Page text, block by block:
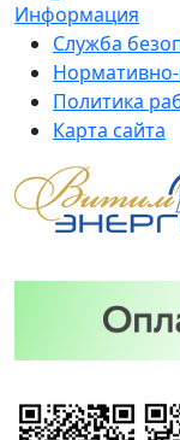
Информация
Служба
Политика
Карта сайта